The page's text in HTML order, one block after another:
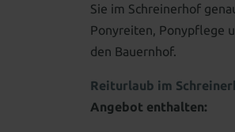
Sie im Schreinerhof
Ponyreiten, Ponypflege
den Bauernhof.
Reiturlaub im
Angebot enthalten: